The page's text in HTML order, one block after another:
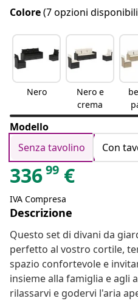
Colore(7 opzioni
Nero
Nero e
crema
Modello
Senza tavolino
Con
33699 €
IVA Compresa
Descrizione
Questo set di divani da
perfetto al vostro cortile,
spazio confortevole e
insieme alla famiglia e agli
rilassarvi e godervi l'aria